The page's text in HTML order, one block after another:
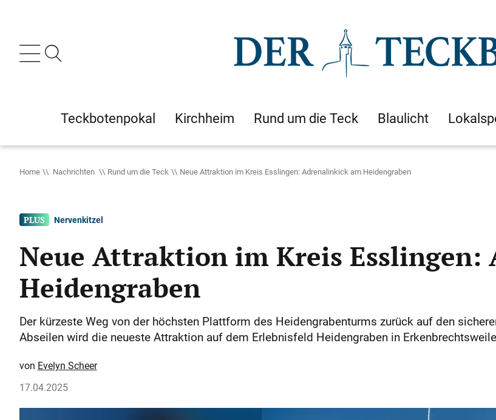
Teckbotenpokal Kirchheim Rund um die Teck Blaulicht
Home Nachrichten Rund um die Teck Neue Attraktion im Kreis Esslingen: Adrenalinkick am Heidengraben
Nervenkitzel
Neue Attraktion im Kreis
Heidengraben
Der kürzeste Weg von der höchsten Plattform des Heidengrabenturms zurück auf den
Abseilen wird die neueste Attraktion auf dem Erlebnisfeld Heidengraben in
Evelyn Scheer
17.04.2025